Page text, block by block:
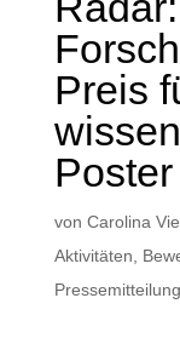
Preis
Poster
von Carolina
Aktivitäten